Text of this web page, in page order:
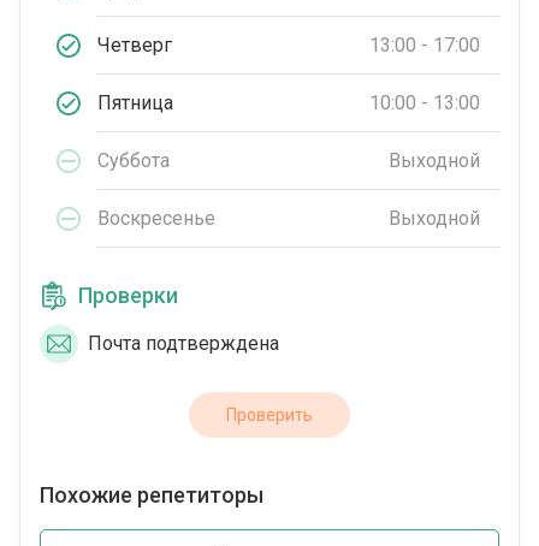
Четверг 13:00 - 17:00
Пятница 10:00 - 13:00
Суббота Выходной
Воскресенье Выходной
Проверки
Почта подтверждена
Проверить
Похожие репетиторы